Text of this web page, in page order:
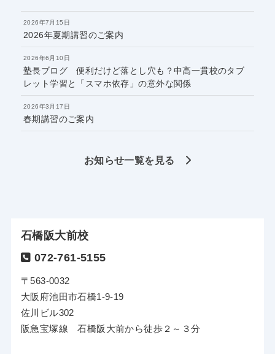
2026年7月15日
2026年夏期講習のご案内
2026年6月10日
塾長ブログ 便利だけど落とし穴も？中高一貫校のタブ
レット学習と「スマホ依存」の意外な関係
2026年3月17日
春期講習のご案内
お知らせ一覧を見る
石橋阪大前校
072-761-5155
〒563-0032
大阪府池田市石橋1-9-19
佐川ビル302
阪急宝塚線 石橋阪大前から徒歩２～３分